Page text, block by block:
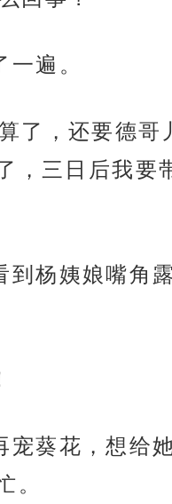
遍。
了，还要德哥
，三日后我要
杨姨娘嘴角
葵花，想给
。